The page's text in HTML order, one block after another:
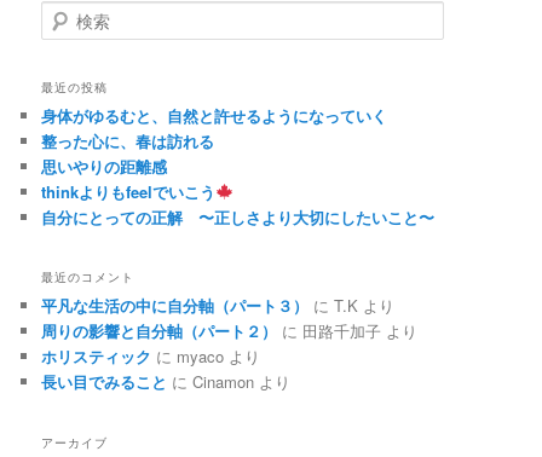
検
索
最近の投稿
身体がゆるむと、自然と許せるようになっていく
整った心に、春は訪れる
思いやりの距離感
thinkよりもfeelでいこう
自分にとっての正解 〜正しさより大切にしたいこと〜
最近のコメント
平凡な生活の中に自分軸（パート３） にT.K より
周りの影響と自分軸（パート２）
に 田路千加子 より
ホリスティック に myaco より
長い目でみること にCinamon より
アーカイブ